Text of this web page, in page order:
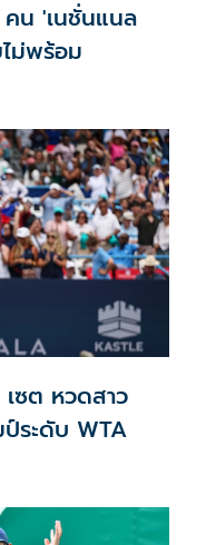
น 'เนชั่นแนล
ม่พร้อม
เซต หวดสาว
ระดับ WTA